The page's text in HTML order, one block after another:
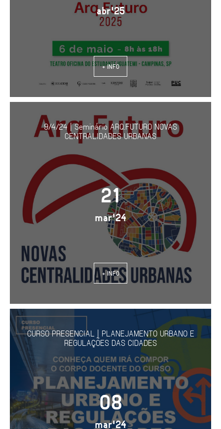
abr'25
+ INFO
9/4/24 | Seminário ARQ.FUTURO NOVAS
CENTRALIDADES URBANAS
21
mar'24
+ INFO
CURSO PRESENCIAL | PLANEJAMENTO URBANO E
REGULAÇÕES DAS CIDADES
08
mar'24